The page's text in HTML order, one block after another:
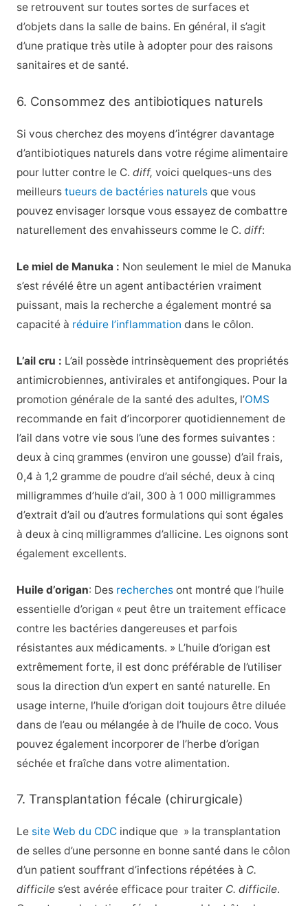
se retrouvent sur toutes sortes de surfaces et
d’objets dans la salle de bains. En général, il s’agit
d’une pratique très utile à adopter pour des raisons
sanitaires et de santé.
6. Consommez des antibiotiques naturels
Si vous cherchez des moyens d’intégrer davantage
d’antibiotiques naturels dans votre régime alimentaire
pour lutter contre le C. diff, voici quelques-uns des
meilleurs tueurs de bactéries naturelsque vous
pouvez envisager lorsque vous essayez de combattre
naturellement des envahisseurs comme le C. diff:
Le miel de Manuka : Non seulement le miel de Manuka
s’est révélé être un agent antibactérien vraiment
puissant, mais la recherche a également montré sa
capacité à réduire l’inflammation dans le côlon.
L’ail cru : L’ail possède intrinsèquement des propriétés
antimicrobiennes, antivirales et antifongiques. Pour la
promotion générale de la santé des adultes, l’OMS
recommande en fait d’incorporer quotidiennement de
l’ail dans votre vie sous l’une des formes suivantes :
deux à cinq grammes (environ une gousse) d’ail frais,
0,4 à 1,2 gramme de poudre d’ail séché, deux à cinq
milligrammes d’huile d’ail, 300 à 1 000 milligrammes
d’extrait d’ail ou d’autres formulations qui sont égales
à deux à cinq milligrammes d’allicine. Les oignons sont
également excellents.
Huile d’origan: Des recherchesont montré que l’huile
essentielle d’origan « peut être un traitement efficace
contre les bactéries dangereuses et parfois
résistantes aux médicaments. » L’huile d’origan est
extrêmement forte, il est donc préférable de l’utiliser
sous la direction d’un expert en santé naturelle. En
usage interne, l’huile d’origan doit toujours être diluée
dans de l’eau ou mélangée à de l’huile de coco. Vous
pouvez également incorporer de l’herbe d’origan
séchée et fraîche dans votre alimentation.
7. Transplantation fécale (chirurgicale)
Le site Web du CDCindique que » la transplantation
de selles d’une personne en bonne santé dans le côlon
d’un patient souffrant d’infections répétées à C.
difficiles’est avérée efficace pour traiter C. difficile.